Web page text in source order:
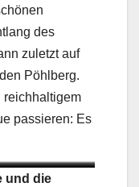
des
zuletzt auf
Pöhlberg.
reichhaltigem
passieren: Es
Panorama
Stempelkarten
Wiesentrail
und die